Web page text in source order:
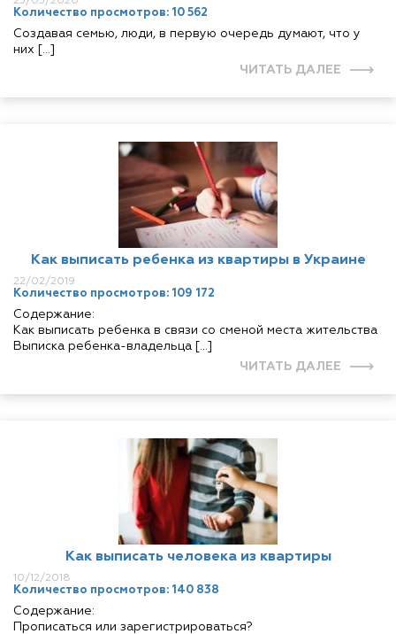
Количество просмотров: 10 562
Создавая семью, люди, в первую очередь думают, что у
них […]
ЧИТАТЬ ДАЛЕЕ
Как выписать ребенка из квартиры в Украине
22/02/2019
Количество просмотров: 109 172
Содержание:
Как выписать ребенка в связи со сменой места жительства
Выписка ребенка-владельца […]
ЧИТАТЬ ДАЛЕЕ
Как выписать человека из квартиры
10/12/2018
Количество просмотров: 140 838
Содержание:
Прописаться или зарегистрироваться?